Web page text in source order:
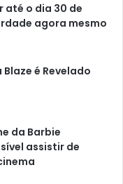
naturais- Foto Canva
e
(no centro), bolas
à sua mesa.
natalinas para
até o dia 30 de
agora mesmo
é Revelado
da Barbie
assistir de